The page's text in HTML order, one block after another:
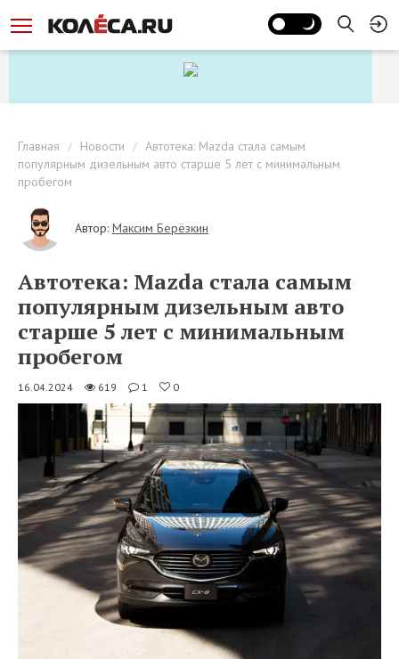
Главная Новости
Автотека: Mazda стала самым
популярным дизельным авто старше 5 лет с минимальным
пробегом
Автор: Максим Берёзкин
Автотека: Mazda стала самым
популярным дизельным авто
старше 5 лет с минимальным
пробегом
16.04.2024 619 1 0